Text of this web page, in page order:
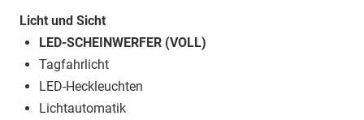
Licht und Sicht
LED-SCHEINWERFER (VOLL)
Tagfahrlicht
LED-Heckleuchten
Lichtautomatik